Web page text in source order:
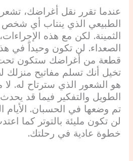
عندما تقرر نقل أغراضك،
الطبيعي الذي ينتاب أي
الثمينة. لكن مع هذه
الصعداء. لن تكون وحيداً في
قطعة من أغراضك ستكون تحت
تخيل أنك تسلم مفاتيح منزلك
هو الشعور الذي سترتاح له. لا
الطويل والتفكير فيما قد
تم وضعها في الحسبان. الأيام
لن تكون مليئة بالتوتر كما
خطوة عادية في رحلتك.